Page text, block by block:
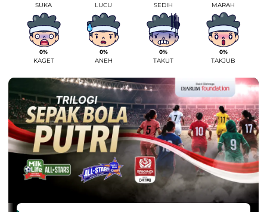
SUKA LUCU SEDIH MARAH
0%
KAGET
0%
ANEH
0%
TAKUT
0%
TAKJUB